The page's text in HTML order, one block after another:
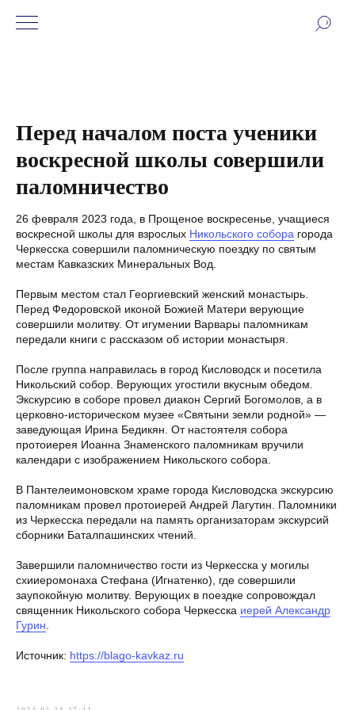
Перед началом поста ученики
воскресной школы совершили
паломничество
26 февраля 2023 года, в Прощеное воскресенье, учащиеся
воскресной школы для взрослых Никольского собора города
Черкесска совершили паломническую поездку по святым
местам Кавказских Минеральных Вод.
Первым местом стал Георгиевский женский монастырь.
Перед Федоровской иконой Божией Матери верующие
совершили молитву. От игумении Варвары паломникам
передали книги с рассказом об истории монастыря.
После группа направилась в город Кисловодск и посетила
Никольский собор. Верующих угостили вкусным обедом.
Экскурсию в соборе провел диакон Сергий Богомолов, а в
церковно-историческом музее «Святыни земли родной» —
заведующая Ирина Бедикян. От настоятеля собора
протоиерея Иоанна Знаменского паломникам вручили
календари с изображением Никольского собора.
В Пантелеимоновском храме города Кисловодска экскурсию
паломникам провел протоиерей Андрей Лагутин. Паломники
из Черкесска передали на память организаторам экскурсий
сборники Баталпашинских чтений.
Завершили паломничество гости из Черкесска у могилы
схииеромонаха Стефана (Игнатенко), где совершили
заупокойную молитву. Верующих в поездке сопровождал
священник Никольского собора Черкесска иерей Александр
Гурин
Источник: https://blago-kavkaz.ru